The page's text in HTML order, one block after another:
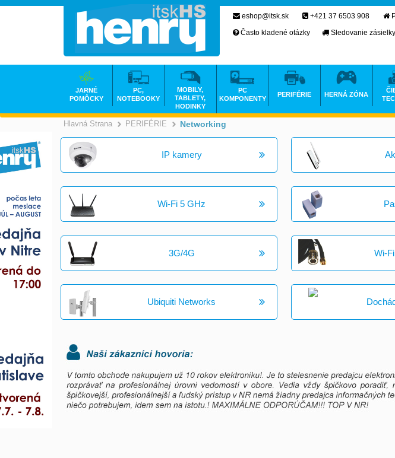
Hlavná Strana >
PERIFÉRIE >
Networking
IP kamery
Wi-Fi 5 GHz
3G/4G Wi-
Ubiquiti Networks
eshop@itsk.sk +421 37 6503 908
Často kladené otázky
Sledovanie zásielky
JARNÉ
POMÔCKY
PC,
NOTEBOOKY
MOBILY,
TABLETY,
HODINKY
PC
KOMPONENTY
PERIFÉRIE HERNÁ ZÓNA